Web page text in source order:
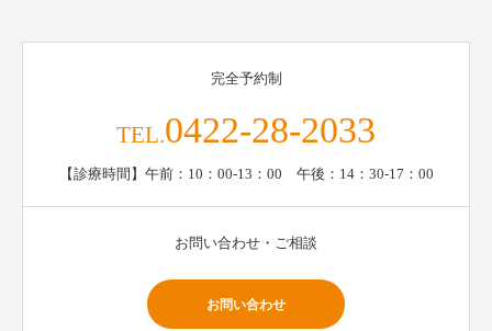
完全予約制
TEL.0422-28-2033
【診療時間】午前：10：00-13：00 午後：14：30-17：00
お問い合わせ・ご相談
お問い合わせ